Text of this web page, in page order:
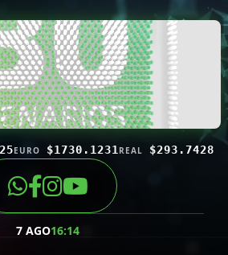
EURO $1730.1231 REAL $293.7428
7 AGO16:14